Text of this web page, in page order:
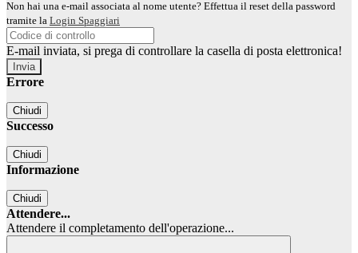
Non hai una e-mail associata al nome utente? Effettua il reset della password
tramite la Login Spaggiari
E-mail inviata, si prega di controllare la casella di posta elettronica!
Errore
Chiudi
Successo
Chiudi
Informazione
Chiudi
Attendere...
Attendere il completamento dell'operazione...